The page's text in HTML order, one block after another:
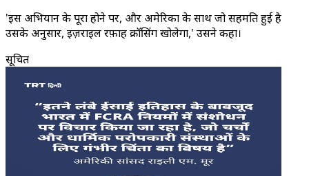
'इस अभियान के पूरा होने पर, और अमेरिका के साथ जो सहमति हुई है
उसके अनुसार, इज़राइल रफ़ाह क्रॉसिंग खोलेगा,' उसने कहा।
सूचित